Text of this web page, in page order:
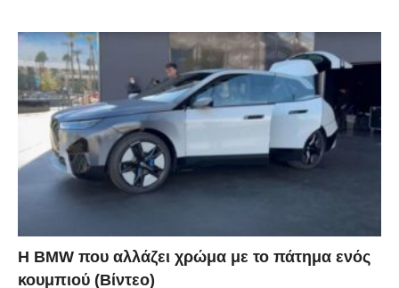
Η BMW που αλλάζει χρώμα με το πάτημα ενός
κουμπιού (Βίντεο)